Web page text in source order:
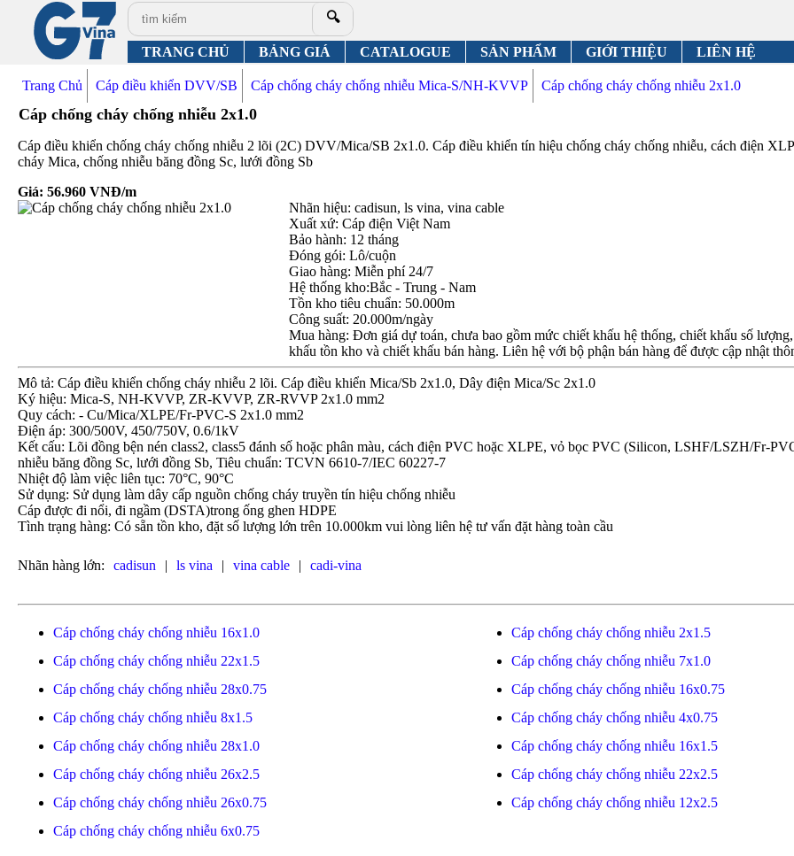
🔍
TRANG CHỦ BẢNG GIÁ CATALOGUE SẢN PHẨM GIỚI THIỆU LIÊN HỆ
Trang Chủ Cáp điều khiển DVV/SB Cáp chống cháy chống nhiễu Mica-S/NH-KVVP Cáp chống cháy chống nhiễu 2x1.0
Cáp chống cháy chống nhiễu 2x1.0
Cáp điều khiển chống cháy chống nhiễu 2 lõi (2C) DVV/Mica/SB 2x1.0. Cáp điều khiển tín hiệu chống cháy chống nhiễu, cách điện
cháy Mica, chống nhiễu băng đồng Sc, lưới đồng Sb
Giá:56.960 VNĐ/m
Nhãn hiệu: cadisun, ls vina, vina cable
Xuất xứ: Cáp điện Việt Nam
Bảo hành: 12 tháng
Đóng gói: Lô/cuộn
Giao hàng: Miễn phí 24/7
Hệ thống kho:Bắc - Trung - Nam
Tồn kho tiêu chuẩn: 50.000m
Công suất: 20.000m/ngày
Mua hàng: Đơn giá dự toán, chưa bao gồm mức chiết khấu hệ thống, chiết khấu số
khấu tồn kho và chiết khấu bán hàng. Liên hệ với bộ phận bán hàng để được cập nhật
Mô tả: Cáp điều khiển chống cháy nhiễu 2 lõi. Cáp điều khiển Mica/Sb 2x1.0, Dây điện Mica/Sc 2x1.0
Ký hiệu: Mica-S, NH-KVVP, ZR-KVVP, ZR-RVVP 2x1.0 mm2
Quy cách: - Cu/Mica/XLPE/Fr-PVC-S 2x1.0 mm2
Điện áp: 300/500V, 450/750V, 0.6/1kV
Kết cấu: Lõi đồng bện nén class2, class5 đánh số hoặc phân màu, cách điện PVC hoặc XLPE, vỏ bọc PVC (Silicon, LSHF/LSZH/Fr-
nhiễu băng đồng Sc, lưới đồng Sb, Tiêu chuẩn: TCVN 6610-7/IEC 60227-7
Nhiệt độ làm việc liên tục: 70°C, 90°C
Sử dụng: Sử dụng làm dây cấp nguồn chống cháy truyền tín hiệu chống nhiễu
Cáp được đi nổi, đi ngầm (DSTA)trong ống ghen HDPE
Tình trạng hàng: Có sẵn tồn kho, đặt số lượng lớn trên 10.000km vui lòng liên hệ tư vấn đặt hàng toàn cầu
Nhãn hàng lớn: cadisun | ls vina | vina cable | cadi-vina
Cáp chống cháy chống nhiễu 16x1.0
Cáp chống cháy chống nhiễu 2x1.5
Cáp chống cháy chống nhiễu 22x1.5
Cáp chống cháy chống nhiễu 7x1.0
Cáp chống cháy chống nhiễu 28x0.75
Cáp chống cháy chống nhiễu 16x0.75
Cáp chống cháy chống nhiễu 8x1.5
Cáp chống cháy chống nhiễu 4x0.75
Cáp chống cháy chống nhiễu 28x1.0
Cáp chống cháy chống nhiễu 16x1.5
Cáp chống cháy chống nhiễu 26x2.5
Cáp chống cháy chống nhiễu 22x2.5
Cáp chống cháy chống nhiễu 26x0.75
Cáp chống cháy chống nhiễu 12x2.5
Cáp chống cháy chống nhiễu 6x0.75